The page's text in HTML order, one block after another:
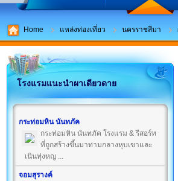
Home แหล่งท่องเที่ยว นครราชสีมา
โรงแรมแนะนำผาเดียวดาย
กระท่อมหิน นันทภัค
กระท่อมหิน นันทภัค โรงแรม & รีสอร์ท
ที่ถูกสร้างขึ้นมาท่ามกลางหุบเขาและ
เนินทุ่งหญ ...
จอมสุรางค์